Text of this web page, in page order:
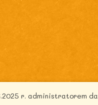
r. administratorem